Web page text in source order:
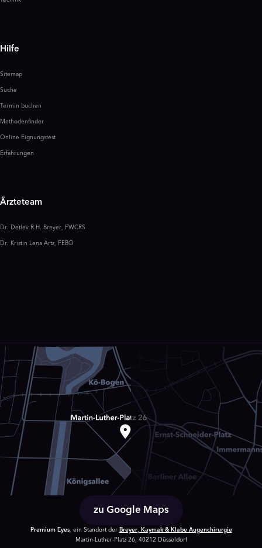
Hilfe
Sitemap
Suche
Termin buchen
Methodenfinder
Online Eignungstest
Erfahrungen
Ärzteteam
Dr. Detlev R.H. Breyer, FWCRS
Dr. Kristin Lena Artz, FEBO
zu Google Maps
Premium Eyes, ein Standort der Breyer, Kaymak & Klabe Augenchirurgie
Martin-Luther-Platz 26, 40212 Düsseldorf